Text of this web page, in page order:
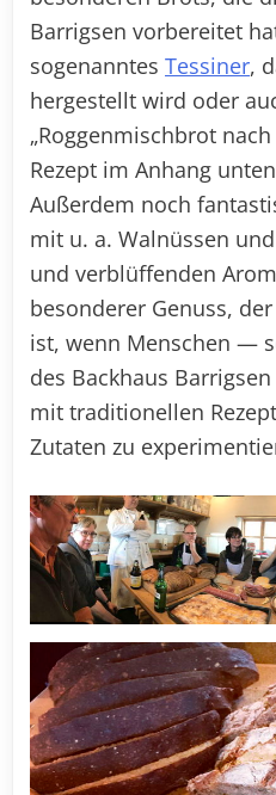
Barrigsen vorbereitet
sogenanntes Tessiner,
hergestellt wird oder
„Roggenmischbrot
Rezept im Anhang
Außerdem noch
mit u. a. Walnüssen
und verblüffenden
besonderer Genuss,
ist, wenn Menschen —
des Backhaus
mit traditionellen
Zutaten zu